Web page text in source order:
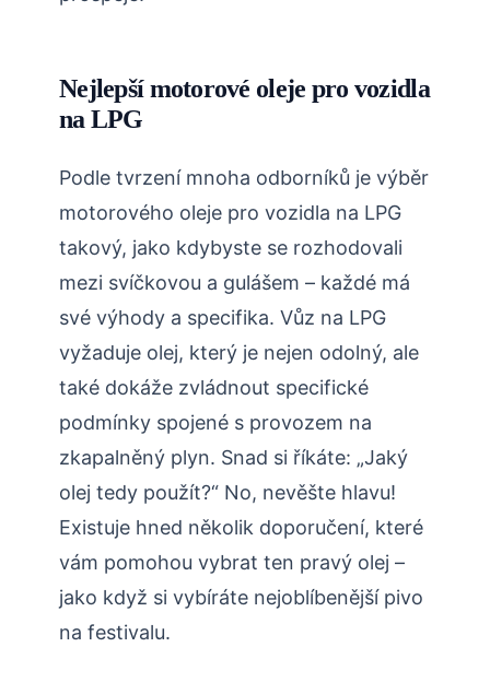
Nejlepší motorové oleje pro vozidla
na LPG
Podle tvrzení mnoha odborníků je výběr
motorového oleje pro vozidla na LPG
takový, jako kdybyste se rozhodovali
mezi svíčkovou a gulášem – každé má
své výhody a specifika. Vůz na LPG
vyžaduje olej, který je nejen odolný, ale
také dokáže zvládnout specifické
podmínky spojené s provozem na
zkapalněný plyn. Snad si říkáte: „Jaký
olej tedy použít?“ No, nevěšte hlavu!
Existuje hned několik doporučení, které
vám pomohou vybrat ten pravý olej –
jako když si vybíráte nejoblíbenější pivo
na festivalu.